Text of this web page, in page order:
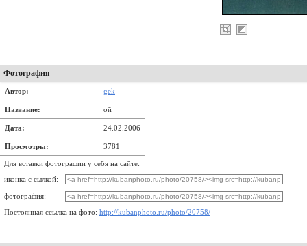
Фотография
Автор: gek
Название: ой
Дата: 24.02.2006
Просмотры: 3781
Для вставки фотографии у себя на сайте:
иконка с сылкой:
фотография:
Постоянная ссылка на фото: http://kubanphoto.ru/photo/20758/